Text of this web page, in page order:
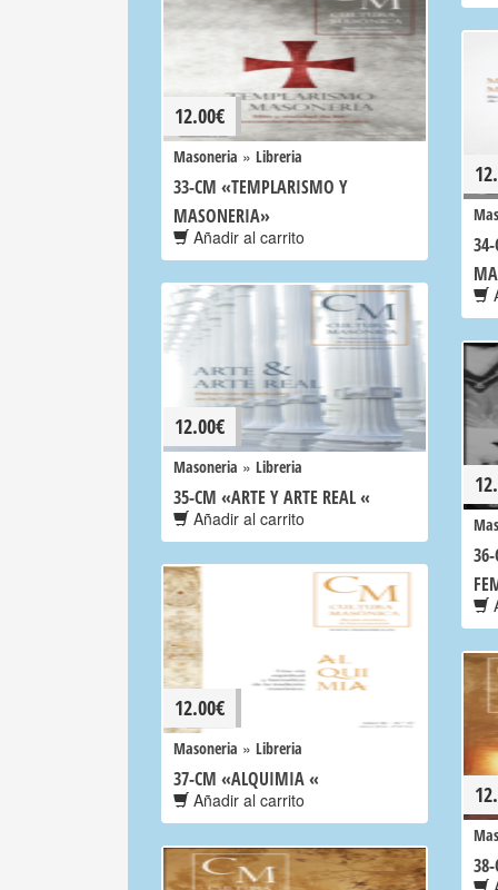
12.00€
Masoneria » Libreria
33-CM «TEMPLARISMO Y
MASONERIA»
Añadir al carrito
12.00€
Masoneria » Libreria
35-CM «ARTE Y ARTE REAL «
Añadir al carrito
12.00€
Masoneria » Libreria
37-CM «ALQUIMIA «
Añadir al carrito